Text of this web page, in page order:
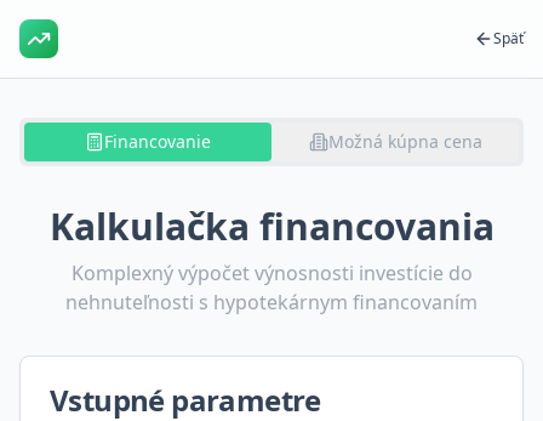
Späť
Financovanie Možná kúpna cena
Kalkulačka financovania
Komplexný výpočet výnosnosti investície do
nehnuteľnosti s hypotekárnym financovaním
Vstupné parametre